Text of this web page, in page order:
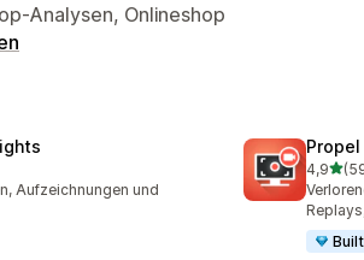
Analysen, Onlineshop
Aufzeichnungen und
4,9von
597